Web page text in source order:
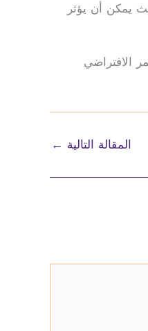
يمكن أن يؤثر
الافتراضي
المقالة التالية ←